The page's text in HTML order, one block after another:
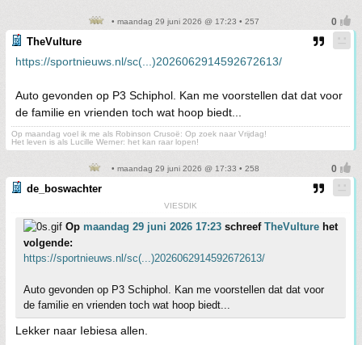
• maandag 29 juni 2026 @ 17:23 • 257
TheVulture
https://sportnieuws.nl/sc(...)2026062914592672613/
Auto gevonden op P3 Schiphol. Kan me voorstellen dat dat voor
de familie en vrienden toch wat hoop biedt...
Op maandag voel ik me als Robinson Crusoë: Op zoek naar Vrijdag!
Het leven is als Lucille Werner: het kan raar lopen!
• maandag 29 juni 2026 @ 17:33 • 258
de_boswachter
VIESDIK
Op maandag 29 juni 2026 17:23 schreef TheVulture het
volgende:
https://sportnieuws.nl/sc(...)2026062914592672613/
Auto gevonden op P3 Schiphol. Kan me voorstellen dat dat voor
de familie en vrienden toch wat hoop biedt...
Lekker naar Iebiesa allen.